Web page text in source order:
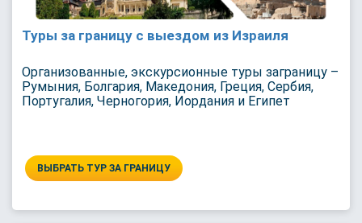
Туры за границу с выездом из Израиля
Организованные, экскурсионные туры заграницу –
Румыния, Болгария, Македония, Греция, Сербия,
Португалия, Черногория, Иордания и Египет
ВЫБРАТЬ ТУР ЗА ГРАНИЦУ